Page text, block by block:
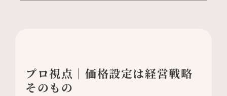
プロ視点｜価格設定は経営戦略
そのもの